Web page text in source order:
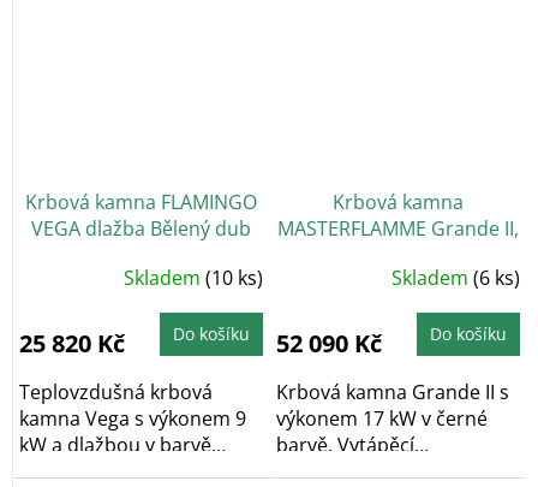
Krbová kamna FLAMINGO
VEGA dlažba Bělený dub
Skladem (10 ks)
25 820 Kč Do košíku
Teplovzdušná krbová
kamna Vega s výkonem 9
kW a dlažbou v barvě
bělený dub. Vytápěcí...
Krbová kamna
MASTERFLAMME Grande II,
5,0
z
hvězdiček.
Skladem(6 ks)
52 090 Kč Do košíku
Krbová kamna Grande II s
výkonem 17 kW v černé
barvě. Vytápěcí
schopnost kamen...